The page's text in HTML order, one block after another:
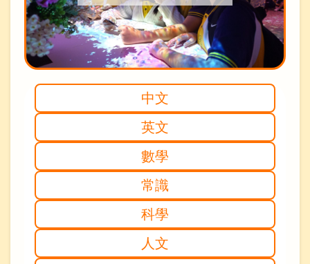
中文
英文
數學
常識
科學
人文